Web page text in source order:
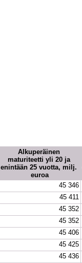
Alkuperäinen
maturiteetti yli 20 ja
enintään 25 vuotta, milj.
euroa
45 346
45 411
45 352
45 352
45 406
45 425
45 436